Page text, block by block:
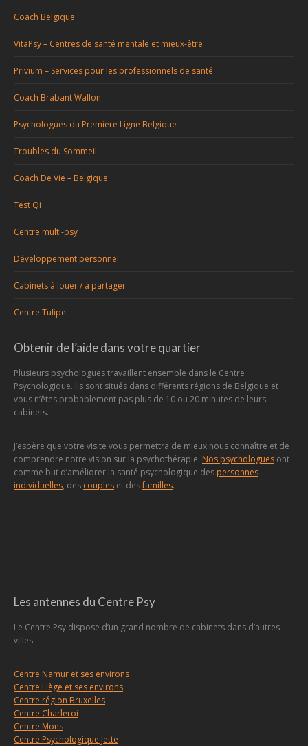
Coach Belgique
VitaPsy – Centres de santé mentale et mieux-être
Privium – Services pour les professionnels de santé
Coach Brabant Wallon
Psychologues du Première Ligne Belgique
Troubles du Sommeil
Coach De Vie – Belgique
Test Qi
Centre multi-psy
Développement personnel
Cabinets à louer / à partager
Centre Tulipe
Obtenir de l’aide dans votre quartier
Plusieurs psychologues travaillent ensemble dans le Centre
Psychologique. Ils sont situés dans différents régions de Belgique et
vous n’êtes probablement pas plus de 10 ou 20 minutes de leurs
cabinets.
J’espère que votre visite vous permettra de mieux nous connaître et de
comprendre notre vision sur la psychothérapie. Nos psychologues ont
comme but d’améliorer la santé psychologique des personnes
individuelles, des couples et desfamilles.
Les antennes du Centre Psy
Le Centre Psy dispose d’un grand nombre de cabinets dans d’autres
villes:
Centre Namur et ses environs
Centre Liège et ses environs
Centre région Bruxelles
Centre Charleroi
Centre Mons
Centre Psychologique Jette